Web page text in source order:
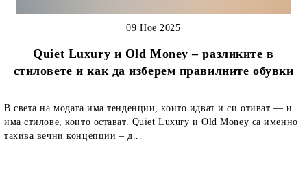
Quiet Luxury и Old Money – разликите в
стиловете и как да изберем правилните обувки
09 Ное 2025
В света на модата има тенденции, които идват и си отиват — и
има стилове, които остават. Quiet Luxury и Old Money са именно
такива вечни концепции – д...